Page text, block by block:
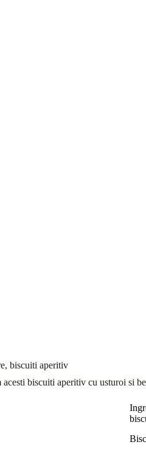
biscuiti aperitiv
biscuiti aperitiv cu usturoi si